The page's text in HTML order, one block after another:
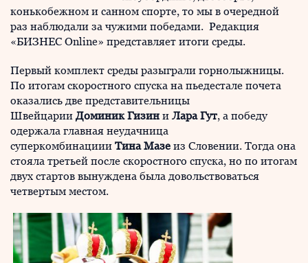
конькобежном и санном спорте, то мы в очередной
раз наблюдали за чужими победами. Редакция
«БИЗНЕС Online» представляет итоги среды.
Первый комплект среды разыграли горнолыжницы.
По итогам скоростного спуска на пьедестале почета
оказались две представительницы
Швейцарии Доминик Гизин и Лара Гут, а победу
одержала главная неудачница
суперкомбинациии Тина Мазе из Словении. Тогда она
стояла третьей после скоростного спуска, но по итогам
двух стартов вынуждена была довольствоваться
четвертым местом.